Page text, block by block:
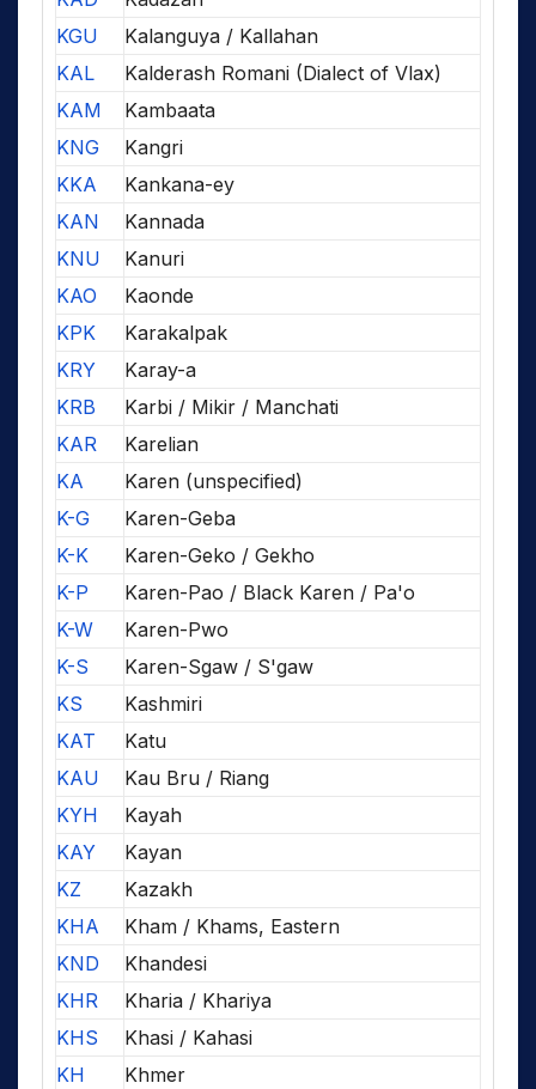
KGU
Kalanguya / Kallahan
KAL
Kalderash Romani (Dialect of Vlax)
KAM
Kambaata
KNG
Kangri
KKA
Kankana-ey
KAN
Kannada
KNU
Kanuri
KAO
Kaonde
KPK
Karakalpak
KRY
Karay-a
KRB
Karbi / Mikir / Manchati
KAR
Karelian
KA
Karen (unspecified)
K-G
Karen-Geba
K-K
Karen-Geko / Gekho
K-P
Karen-Pao / Black Karen / Pa'o
K-W
Karen-Pwo
K-S
Karen-Sgaw / S'gaw
KS
Kashmiri
KAT
Katu
KAU
Kau Bru / Riang
KYH
Kayah
KAY
Kayan
KZ
Kazakh
KHA
Kham / Khams, Eastern
KND
Khandesi
KHR
Kharia / Khariya
KHS
Khasi / Kahasi
KH
Khmer